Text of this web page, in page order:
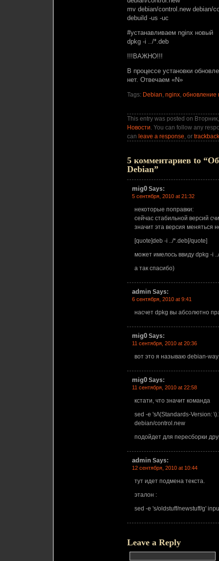
mv debian/control.new debian/
debuild -us -uc
#устанавливаем nginx новый
dpkg -i ../*.deb
!!!ВАЖНО!!!
В процессе установки
нет. Отвечаем «N»
Tags: Debian, nginx, обновление
This entry was posted on
Новости. You can follow any
can leave a response, or trackback
5 комментариев to
Debian”
mig0 Says:
5 сентября, 2010 at 21:32
некоторые поправки:
сейчас стабильной версий
значит эта версия меняться
[quote]deb -i ../*.deb[/quote]
может имелось ввиду dpkg -i
а так спасибо)
admin Says:
6 сентября, 2010 at 9:41
насчет dpkg вы абсолютно
mig0 Says:
11 сентября, 2010 at 20:36
вот это я называю debian-
mig0 Says:
11 сентября, 2010 at 22:58
кстати, что значит команда
sed -e 's/\(Standards-Version:
debian/control.new
подойдет для пересборки
admin Says:
12 сентября, 2010 at 10:44
тут идет подмена текста.
эталон :
sed -e 's/oldstuff/newstuff/g'
Leave a Reply